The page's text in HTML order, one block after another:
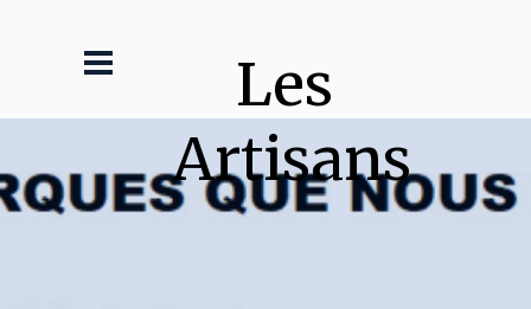
Les
Artisans